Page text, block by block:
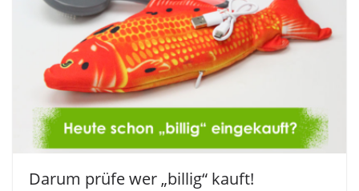
Darum prüfe wer „billig“ kauft!